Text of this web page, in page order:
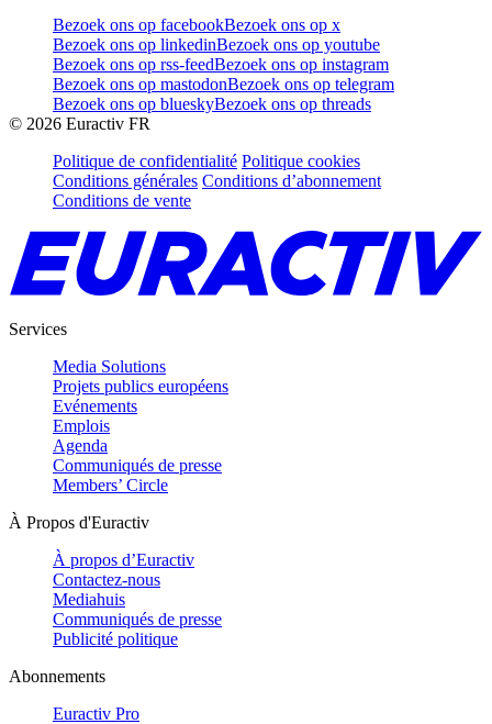
Bezoek ons op facebookBezoek ons op x
Bezoek ons op linkedinBezoek ons op youtube
Bezoek ons op rss-feedBezoek ons op instagram
Bezoek ons op mastodonBezoek ons op telegram
Bezoek ons op blueskyBezoek ons op threads
© 2026 Euractiv FR
Politique de confidentialité Politique cookies
Conditions générales Conditions d’abonnement
Conditions de vente
Services
Media Solutions
Projets publics européens
Evénements
Emplois
Agenda
Communiqués de presse
Members’ Circle
À Propos d'Euractiv
À propos d’Euractiv
Contactez-nous
Mediahuis
Communiqués de presse
Publicité politique
Abonnements
Euractiv Pro